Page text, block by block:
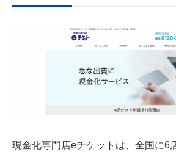
現金化専門店eチケットは、全国に6